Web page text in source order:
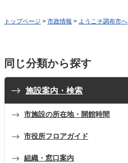
トップページ > 市政情報 > ようこそ調布市へ
同じ分類から探す
施設案内・検索
市施設の所在地・開館時間
市役所フロアガイド
組織・窓口案内